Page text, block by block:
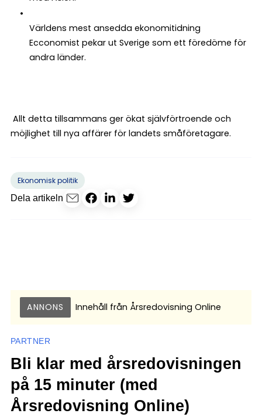
Världens mest ansedda ekonomitidning
Ecconomist pekar ut Sverige som ett föredöme för
andra länder.
Allt detta tillsammans ger ökat självförtroende och
möjlighet till nya affärer för landets småföretagare.
Ekonomisk politik
Dela artikeln
ANNONS Innehåll från Årsredovisning Online
PARTNER
Bli klar med årsredovisningen
på 15 minuter (med
Årsredovisning Online)